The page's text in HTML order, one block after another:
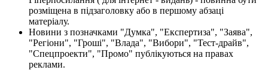
розміщена в підзаголовку або в першому абзаці
матеріалу.
Новини з позначками "Думка", "Експертиза", "Заява",
"Регіони", "Гроші", "Влада", "Вибори", "Тест-драйв",
"Спецпроекти", "Промо" публікуються на правах
реклами.